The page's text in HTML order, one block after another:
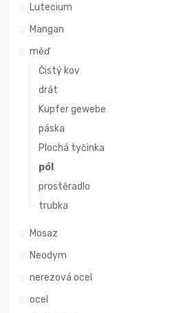
Lutecium
Mangan
měď
Čistý kov
drát
Kupfer gewebe
páska
Plochá tyčinka
pól
prostěradlo
trubka
Mosaz
Neodym
nerezová ocel
ocel